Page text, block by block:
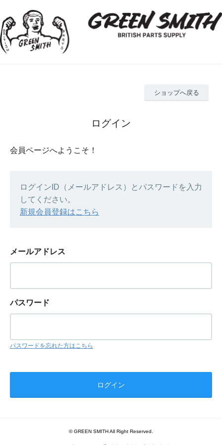
ショップへ戻る
ログイン
会員ページへようこそ！
ログインID（メールアドレス）とパスワードを入力
してください。
新規会員登録はこちら
メールアドレス
パスワード
パスワードを忘れた方はこちら
© GREEN SMITH All Right Reserved.